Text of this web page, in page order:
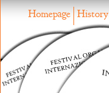
Homepage History